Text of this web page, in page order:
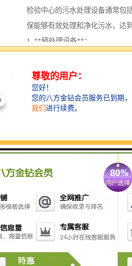
检验中心的污水处理设备通常包
保能够有效处理和净化污水，达
1. **预处理设备**：
塑料袋等。
- **沉砂池**：去除污水中的砂
2. **生物处理设备**：
物。
- **混凝沉淀设备**：向污水中
染物聚集沉淀。
- **消毒设备**：如臭氧发生器
于杀灭水中的病原体。
4. **污泥处理设备**：
- **污泥浓缩机**：去除多余的